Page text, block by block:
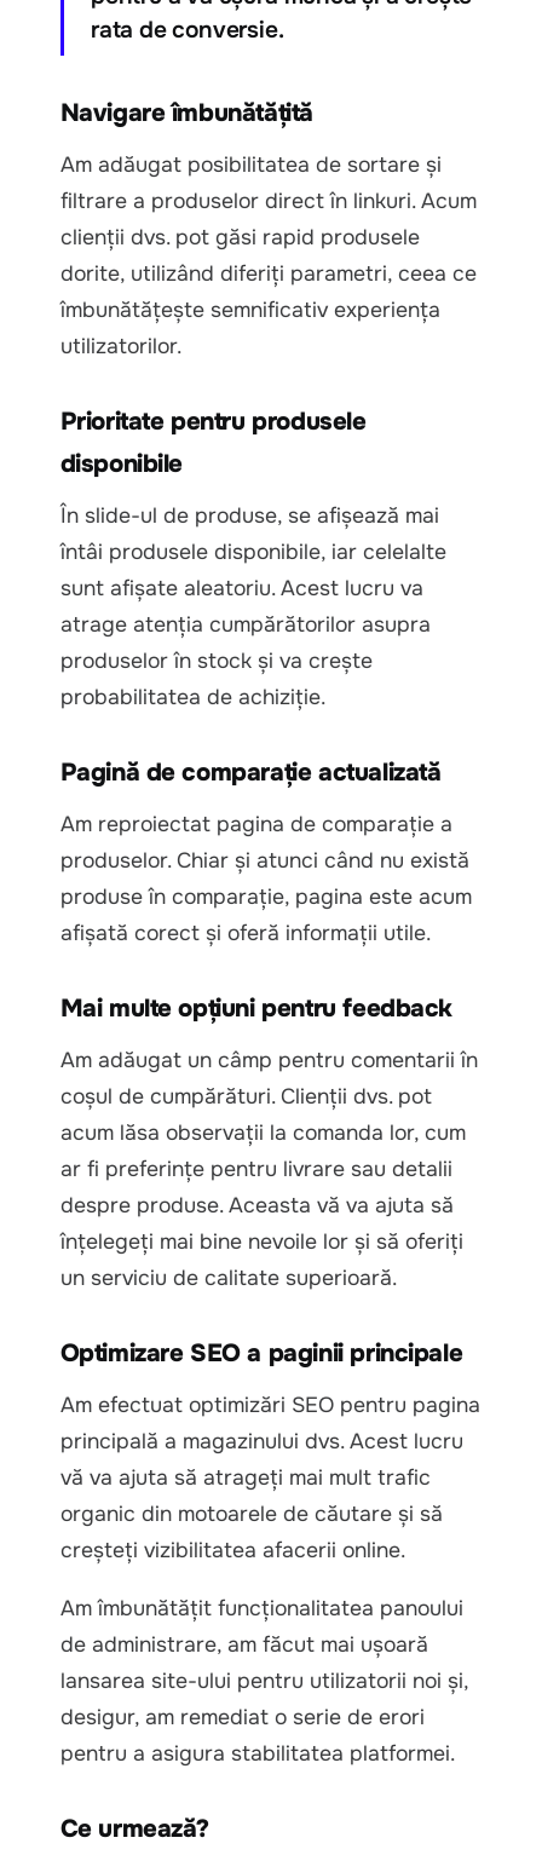
rata de conversie.
Navigare îmbunătățită
Am adăugat posibilitatea de sortare și
filtrare a produselor direct în linkuri. Acum
clienții dvs. pot găsi rapid produsele
dorite, utilizând diferiți parametri, ceea ce
îmbunătățește semnificativ experiența
utilizatorilor.
Prioritate pentru produsele
disponibile
În slide-ul de produse, se afișează mai
întâi produsele disponibile, iar celelalte
sunt afișate aleatoriu. Acest lucru va
atrage atenția cumpărătorilor asupra
produselor în stock și va crește
probabilitatea de achiziție.
Pagină de comparație actualizată
Am reproiectat pagina de comparație a
produselor. Chiar și atunci când nu există
produse în comparație, pagina este acum
afișată corect și oferă informații utile.
Mai multe opțiuni pentru feedback
Am adăugat un câmp pentru comentarii în
coșul de cumpărături. Clienții dvs. pot
acum lăsa observații la comanda lor, cum
ar fi preferințe pentru livrare sau detalii
despre produse. Aceasta vă va ajuta să
înțelegeți mai bine nevoile lor și să oferiți
un serviciu de calitate superioară.
Optimizare SEO a paginii principale
Am efectuat optimizări SEO pentru pagina
principală a magazinului dvs. Acest lucru
vă va ajuta să atrageți mai mult trafic
organic din motoarele de căutare și să
creșteți vizibilitatea afacerii online.
Am îmbunătățit funcționalitatea panoului
de administrare, am făcut mai ușoară
lansarea site-ului pentru utilizatorii noi și,
desigur, am remediat o serie de erori
pentru a asigura stabilitatea platformei.
Ce urmează?